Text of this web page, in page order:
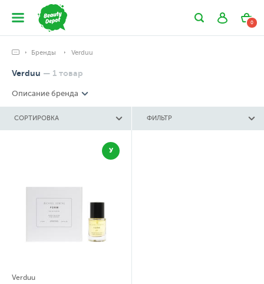
0
Бренды Verduu
Verduu — 1 товар
Описание бренда
СОРТИРОВКА ФИЛЬТР
У
Verduu